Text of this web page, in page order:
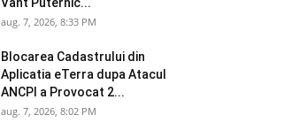
aug. 7, 2026, 8:33 PM
Blocarea Cadastrului din
Aplicatia eTerra dupa Atacul
ANCPI a Provocat 2...
aug. 7, 2026, 8:02 PM